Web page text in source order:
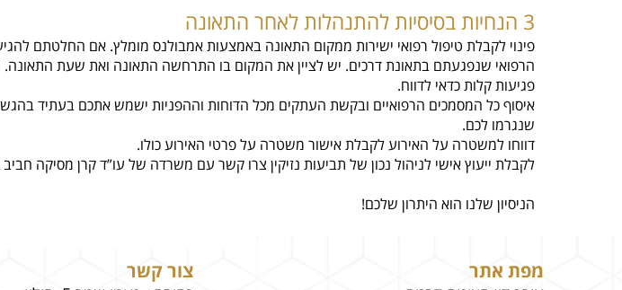
3 הנחיות בסיסיות להתנהלות לאחר התאונה
פינוי לקבלת טיפול רפואי ישירות ממקום התאונה באמצעות אמבולנס מומלץ. אם החלטתם
הרפואי שנפגעתם בתאונת דרכים. יש לציין את המקום בו התרחשה התאונה ואת שעת
פגיעות קלות כדאי לדווח.
איסוף כל המסמכים הרפואיים ובקשת העתקים מכל הדוחות וההפניות ישמש אתכם בעתיד
שנגרמו לכם.
דווחו למשטרה על האירוע לקבלת אישור משטרה על פרטי האירוע כולו.
לקבלת ייעוץ אישי לניהול נכון של תביעות נזיקין צרו קשר עם משרדה של עו”ד קרן מסיקה
הניסיון שלנו הוא היתרון שלכם!
מפת אתר צור קשר